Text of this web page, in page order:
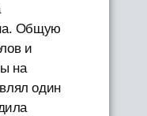
Общую
и
на
один